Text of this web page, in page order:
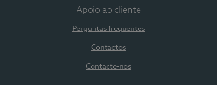
Apoio ao cliente
Perguntas frequentes
Contactos
Contacte-nos